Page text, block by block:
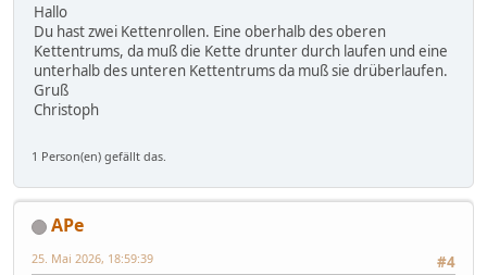
Hallo
Du hast zwei Kettenrollen. Eine oberhalb des oberen
Kettentrums, da muß die Kette drunter durch laufen und eine
unterhalb des unteren Kettentrums da muß sie drüberlaufen.
Gruß
Christoph
1 Person(en) gefällt das.
APe
#4
25. Mai 2026, 18:59:39